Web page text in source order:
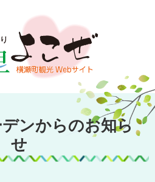
ンガーデン
横瀬
ンからのお知ら
せ